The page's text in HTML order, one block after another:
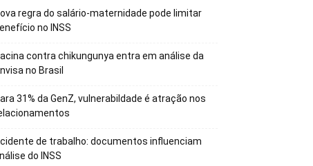
regra do salário-maternidade pode limitar
no INSS
contra chikungunya entra em análise da
no Brasil
31% da GenZ, vulnerabildade é atração nos
de trabalho: documentos influenciam
do INSS